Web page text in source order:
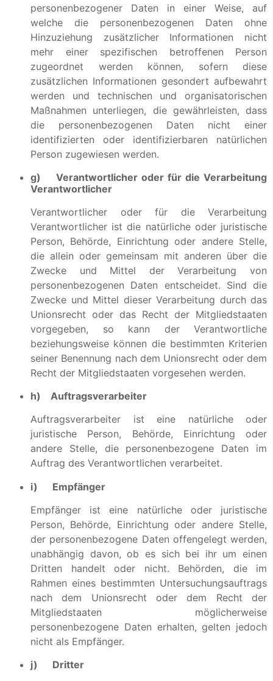
personenbezogener Daten in einer Weise, auf
welche die personenbezogenen Daten ohne
Hinzuziehung zusätzlicher Informationen nicht
mehr einer spezifischen betroffenen Person
zugeordnet werden können, sofern diese
zusätzlichen Informationen gesondert aufbewahrt
werden und technischen und organisatorischen
Maßnahmen unterliegen, die gewährleisten, dass
die personenbezogenen Daten nicht einer
identifizierten oder identifizierbaren natürlichen
Person zugewiesen werden.
g) Verantwortlicher oder für die Verarbeitung
Verantwortlicher
Verantwortlicher oder für die Verarbeitung
Verantwortlicher ist die natürliche oder juristische
Person, Behörde, Einrichtung oder andere Stelle,
die allein oder gemeinsam mit anderen über die
Zwecke und Mittel der Verarbeitung von
personenbezogenen Daten entscheidet. Sind die
Zwecke und Mittel dieser Verarbeitung durch das
Unionsrecht oder das Recht der Mitgliedstaaten
vorgegeben, so kann der Verantwortliche
beziehungsweise können die bestimmten Kriterien
seiner Benennung nach dem Unionsrecht oder dem
Recht der Mitgliedstaaten vorgesehen werden.
h) Auftragsverarbeiter
Auftragsverarbeiter ist eine natürliche oder
juristische Person, Behörde, Einrichtung oder
andere Stelle, die personenbezogene Daten im
Auftrag des Verantwortlichen verarbeitet.
i) Empfänger
Empfänger ist eine natürliche oder juristische
Person, Behörde, Einrichtung oder andere Stelle,
der personenbezogene Daten offengelegt werden,
unabhängig davon, ob es sich bei ihr um einen
Dritten handelt oder nicht. Behörden, die im
Rahmen eines bestimmten Untersuchungsauftrags
nach dem Unionsrecht oder dem Recht der
Mitgliedstaaten möglicherweise
personenbezogene Daten erhalten, gelten jedoch
nicht als Empfänger.
j) Dritter